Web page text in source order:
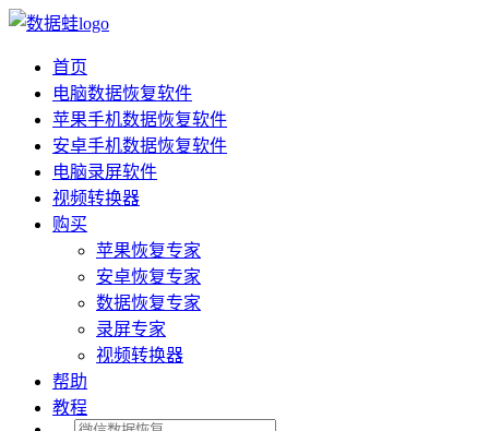
首页
电脑数据恢复软件
苹果手机数据恢复软件
安卓手机数据恢复软件
电脑录屏软件
视频转换器
购买
苹果恢复专家
安卓恢复专家
数据恢复专家
录屏专家
视频转换器
帮助
教程